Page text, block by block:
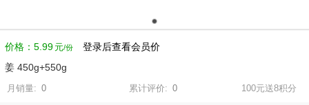
价格： 5.99 元
登录后查看会员价
姜 450g+550g
月销量: 0 累计评价: 0 100元送8积分